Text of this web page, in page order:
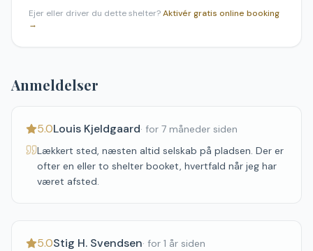
Ejer eller driver du dette shelter?Aktivér gratis online booking
→
Anmeldelser
5.0Louis Kjeldgaard· for 7 måneder siden
Lækkert sted, næsten altid selskab på pladsen. Der er
ofter en eller to shelter booket, hvertfald når jeg har
været afsted.
5.0Stig H. Svendsen· for 1 år siden